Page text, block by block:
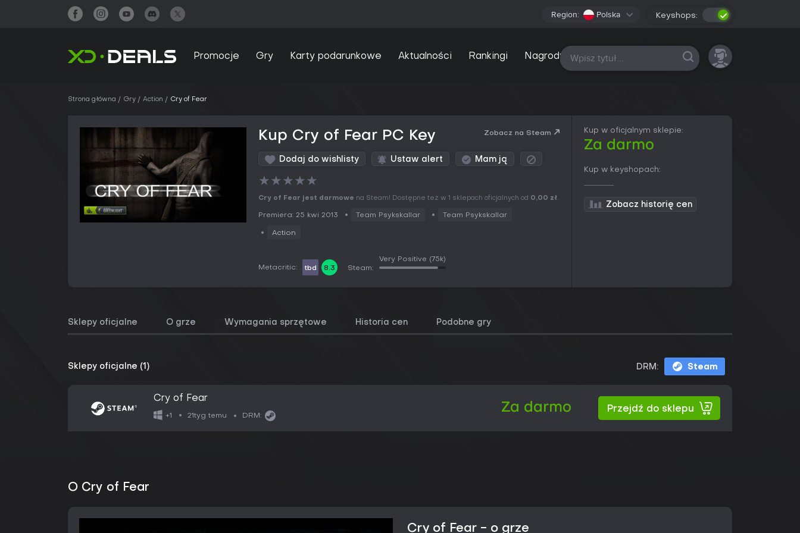
Region: Polska Keyshops:
Promocje Gry Karty podarunkowe Aktualności Rankingi Nagrody Wszystkie platformy
Strona główna Gry Action Cry of Fear
Kup Cry of Fear PC Key Zobacz na Steam
Dodaj do wishlisty Ustaw alert Mam ją
★★★★★
Cry of Fear jest darmowe na Steam! Dostępne też w 1 sklepach oficjalnych od 0,00 zł.
Premiera: 25 kwi 2013 Team Psykskallar Team Psykskallar
Action
Metacritic: tbd 8.3 Steam:
Very Positive (75k)
Kup w oficjalnym sklepie:
Za darmo
Kup w keyshopach:
Zobacz historię cen
Sklepy oficjalne O grze Wymagania sprzętowe Historia cen Podobne gry
Sklepy oficjalne (1) DRM: Steam
Cry of Fear
+1 21tyg temu DRM:
Za darmo Przejdź do sklepu
O Cry of Fear
Cry of Fear - o grze